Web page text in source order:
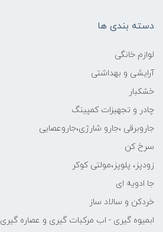
دسته بندی ها
لوازم خانگی
آرایشی و بهداشتی
خشکبار
چادر و تجهیزات کمپینگ
جاروبرقی ،جارو شارژی،جاروعصایی
سرخ کن
زودپز، پلوپز،مولتی کوکر
جا ادویه ای
خردکن و سالاد ساز
ابمیوه گیری - اب مرکبات گیری و عصاره گیری